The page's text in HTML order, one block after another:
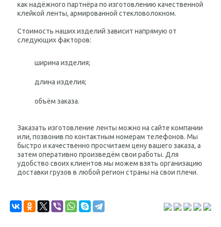
как надёжного партнёра по изготовлению качественной
клейкой ленты, армированной стекловолокном.
Стоимость наших изделий зависит напрямую от
следующих факторов:
ширина изделия;
длина изделия;
объём заказа.
Заказать изготовление ленты можно на сайте компании
или, позвонив по контактным номерам телефонов. Мы
быстро и качественно просчитаем цену вашего заказа, а
затем оперативно произведём свои работы. Для
удобство своих клиентов мы можем взять организацию
доставки грузов в любой регион страны на свои плечи.